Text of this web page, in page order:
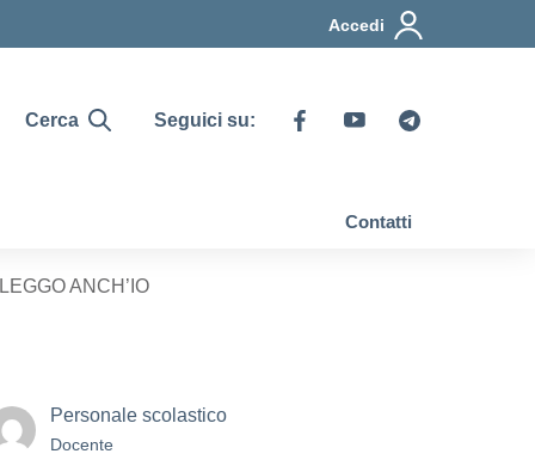
Accedi
Cerca Seguici su:
Contatti
ANCH’IO
Personale scolastico
Docente